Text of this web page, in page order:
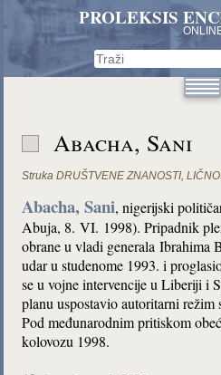
PROLEKSIS
Abacha, Sani
Struka DRUŠTVENE ZNANOSTI,
Abacha, Sani, nigerijski
Abuja, 8. VI. 1998). Pripadnik
obrane u vladi generala Ibrahima
udar u studenome 1993. i
se u vojne intervencije u Liberiji i
planu uspostavio autoritarni
Pod međunarodnim pritiskom
kolovozu 1998.